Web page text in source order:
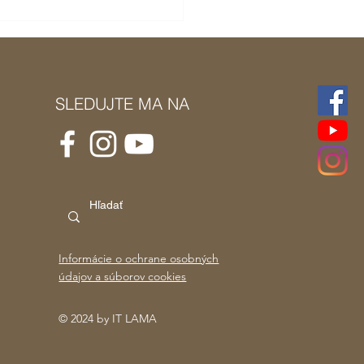
SLEDUJTE MA NA
Informácie o ochrane osobných
údajov a súborov cookies
© 2024 by IT LAMA